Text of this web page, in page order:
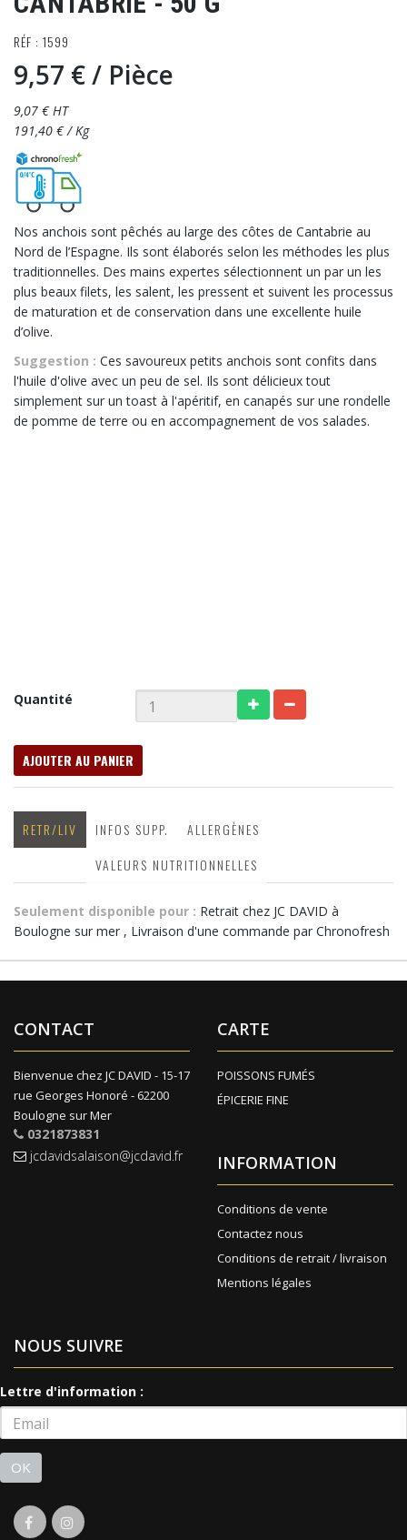
RÉF : 1599
9,57 €/ Pièce
9,07 € HT
191,40 € / Kg
Nos anchois sont pêchés au large des côtes de Cantabrie au
Nord de l’Espagne. Ils sont élaborés selon les méthodes les plus
traditionnelles. Des mains expertes sélectionnent un par un les
plus beaux filets, les salent, les pressent et suivent les processus
de maturation et de conservation dans une excellente huile
d’olive.
Suggestion : Ces savoureux petits anchois sont confits dans
l'huile d'olive avec un peu de sel. Ils sont délicieux tout
simplement sur un toast à l'apéritif, en canapés sur une rondelle
de pomme de terre ou en accompagnement de vos salades.
Quantité
AJOUTER AU PANIER
RETR/LIV INFOS SUPP.
ALLERGÈNES
VALEURS NUTRITIONNELLES
Seulement disponible pour : Retrait chez JC DAVID à
Boulogne sur mer , Livraison d'une commande par Chronofresh
CONTACT
Bienvenue chez JC DAVID - 15-17
rue Georges Honoré - 62200
Boulogne sur Mer
0321873831
jcdavidsalaison@jcdavid.fr
CARTE
POISSONS FUMÉS
ÉPICERIE FINE
INFORMATION
Conditions de vente
Contactez nous
Conditions de retrait / livraison
Mentions légales
NOUS SUIVRE
Lettre d'information :
OK